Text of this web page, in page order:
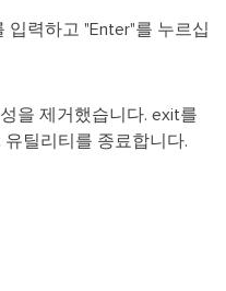
입력하고 "Enter"를 누르십
을 제거했습니다. exit를
유틸리티를 종료합니다.